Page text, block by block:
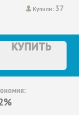
Купили: 37
КУПИТЬ